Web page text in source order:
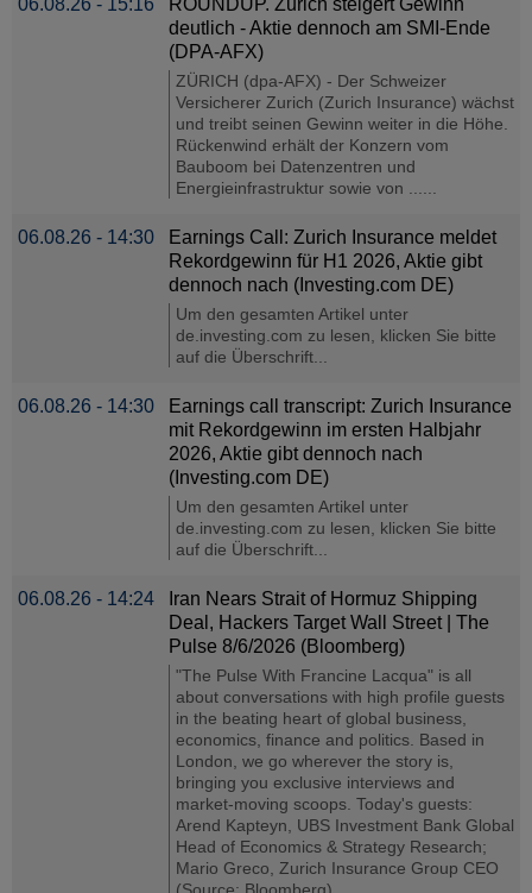
deutlich - Aktie dennoch am SMI-Ende
(DPA-AFX)
ZÜRICH (dpa-AFX) - Der Schweizer
Versicherer Zurich (Zurich Insurance) wächst
und treibt seinen Gewinn weiter in die Höhe.
Rückenwind erhält der Konzern vom
Bauboom bei Datenzentren und
Energieinfrastruktur sowie von ......
06.08.26 - 14:30
Earnings Call: Zurich Insurance meldet
Rekordgewinn für H1 2026, Aktie gibt
dennoch nach (Investing.com DE)
Um den gesamten Artikel unter
de.investing.com zu lesen, klicken Sie bitte
auf die Überschrift...
06.08.26 - 14:30
Earnings call transcript: Zurich Insurance
mit Rekordgewinn im ersten Halbjahr
2026, Aktie gibt dennoch nach
(Investing.com DE)
Um den gesamten Artikel unter
de.investing.com zu lesen, klicken Sie bitte
auf die Überschrift...
06.08.26 - 14:24
Iran Nears Strait of Hormuz Shipping
Deal, Hackers Target Wall Street | The
Pulse 8/6/2026 (Bloomberg)
"The Pulse With Francine Lacqua" is all
about conversations with high profile guests
in the beating heart of global business,
economics, finance and politics. Based in
London, we go wherever the story is,
bringing you exclusive interviews and
market-moving scoops. Today's guests:
Arend Kapteyn, UBS Investment Bank Global
Head of Economics & Strategy Research;
Mario Greco, Zurich Insurance Group CEO
(Source: Bloomberg)...